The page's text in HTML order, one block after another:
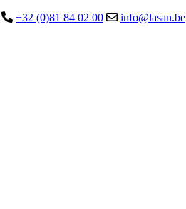
+32 (0)81 84 02 00 info@lasan.be